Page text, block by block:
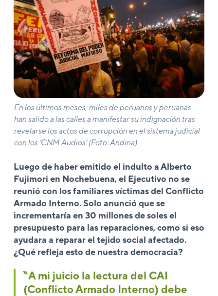
En los últimos meses, miles de peruanos y peruanas
han salido a las calles a manifestar su indignación tras
revelarse los actos de corrupción en el sistema judicial
con los ‘CNM Audios’ (Foto: Andina)
Luego de haber emitido el indulto a Alberto
Fujimori en Nochebuena, el Ejecutivo no se
reunió con los familiares víctimas del Conflicto
Armado Interno. Solo anunció que se
incrementaría en 30 millones de soles el
presupuesto para las reparaciones, como si eso
ayudara a reparar el tejido social afectado.
¿Qué refleja esto de nuestra democracia?
‶A mi juicio la lectura del CAI
(Conflicto Armado Interno) debe